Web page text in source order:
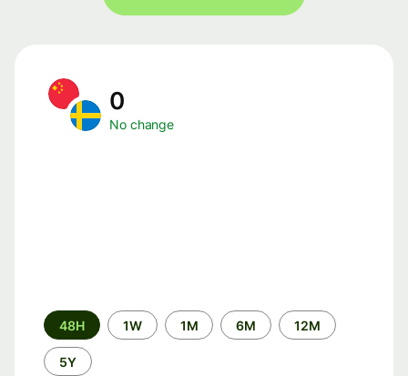
0
No change
Time
period
48H 1W 1M 6M 12M
5Y